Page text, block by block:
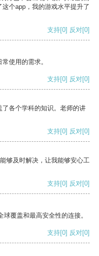
个app，我的游戏水平提升了
支持[0] 反对[0]
使用的需求。
支持[0] 反对[0]
各个学科的知识。老师的讲
支持[0] 反对[0]
够及时解决，让我能够安心工
支持[0] 反对[0]
覆盖和最高安全性的连接。
支持[0] 反对[0]